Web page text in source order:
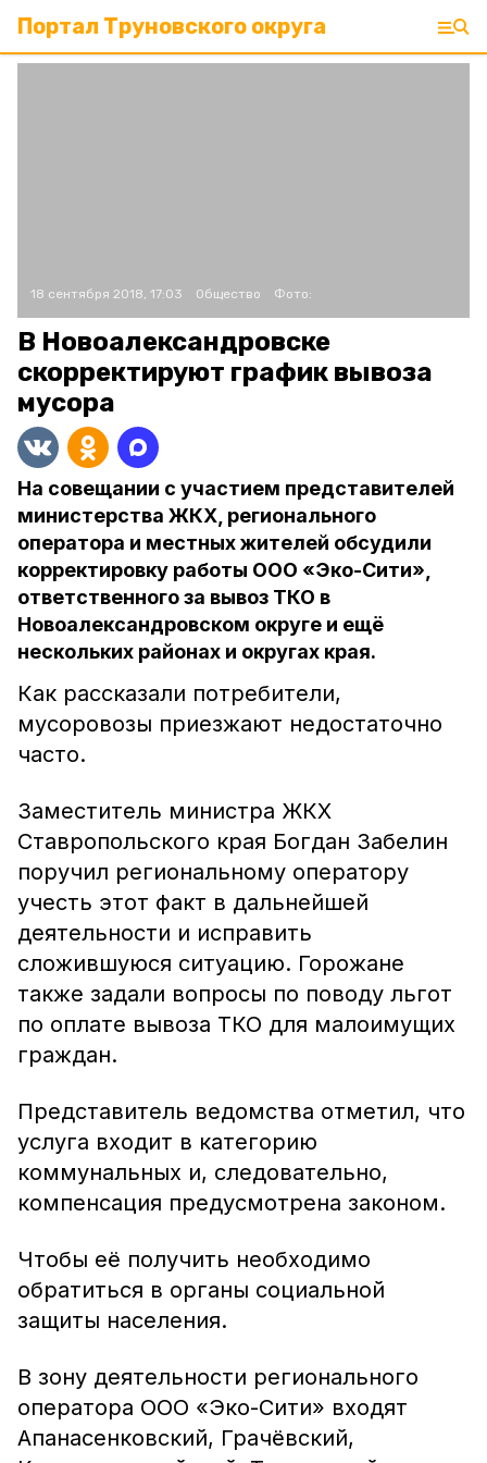
Портал Труновского округа
18 сентября 2018, 17:03 Общество Фото:
В Новоалександровске
скорректируют график вывоза
мусора
На совещании с участием представителей
министерства ЖКХ, регионального
оператора и местных жителей обсудили
корректировку работы ООО «Эко-Сити»,
ответственного за вывоз ТКО в
Новоалександровском округе и ещё
нескольких районах и округах края.
Как рассказали потребители,
мусоровозы приезжают недостаточно
часто.
Заместитель министра ЖКХ
Ставропольского края Богдан Забелин
поручил региональному оператору
учесть этот факт в дальнейшей
деятельности и исправить
сложившуюся ситуацию. Горожане
также задали вопросы по поводу льгот
по оплате вывоза ТКО для малоимущих
граждан.
Представитель ведомства отметил, что
услуга входит в категорию
коммунальных и, следовательно,
компенсация предусмотрена законом.
Чтобы её получить необходимо
обратиться в органы социальной
защиты населения.
В зону деятельности регионального
оператора ООО «Эко-Сити» входят
Апанасенковский, Грачёвский,